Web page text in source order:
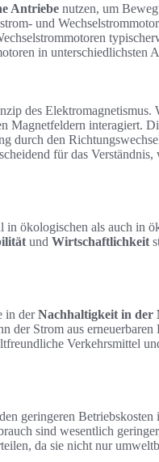
Antriebe nutzen, um
und
in unterschiedlichsten
des Elektromagnetismus.
Magnetfeldern interagiert.
den
für das
ökologischen als auch in
und Wirtschaftlichkeit
in derNachhaltigkeit in der
der Strom aus
Verkehrsmittel
geringeren
sind wesentlich
da sie nicht nur